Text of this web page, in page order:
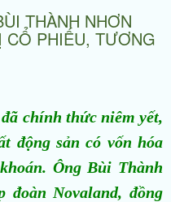
THÀNH NHƠN
PHIẾU, TƯƠNG
chính thức niêm yết,
động sản có vốn hóa
Ông Bùi Thành
Novaland, đồng